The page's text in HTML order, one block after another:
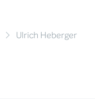
Ulrich Heberger